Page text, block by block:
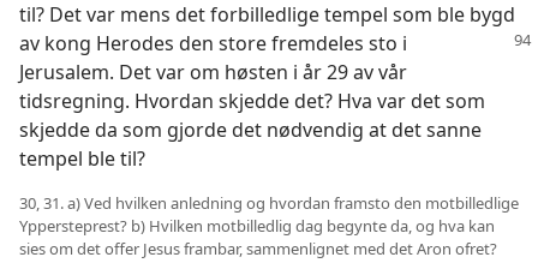
til? Det var mens det forbilledlige tempel som ble bygd
av kong Herodes den store fremdeles sto i
Jerusalem. Det var om høsten i år 29 av vår
tidsregning. Hvordan skjedde det? Hva var det som
skjedde da som gjorde det nødvendig at det sanne
tempel ble til?
30, 31. a) Ved hvilken anledning og hvordan framsto den motbilledlige
Yppersteprest? b) Hvilken motbilledlig dag begynte da, og hva kan
sies om det offer Jesus frambar, sammenlignet med det Aron ofret?